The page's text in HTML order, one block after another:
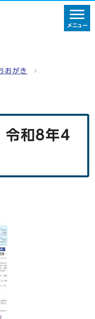
メニュー
おがき
和8年4